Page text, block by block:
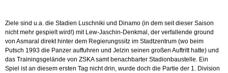
Ziele sind u.a. die Stadien Luschniki und Dinamo (in dem seit dieser Saison
nicht mehr gespielt wird!) mit Lew-Jaschin-Denkmal, der verfallende ground
von Asmaral direkt hinter dem Regierungssitz im Stadtzentrum (wo beim
Putsch 1993 die Panzer auffuhren und Jelzin seinen großen Auftritt hatte) und
das Trainingsgelände von ZSKA samt benachbarter Stadionbaustelle. Ein
Spiel ist an diesem ersten Tag nicht drin, wurde doch die Partie der 1. Division